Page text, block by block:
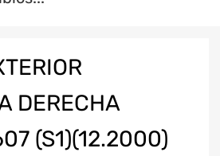
DERECHA
(S1)(12.2000)